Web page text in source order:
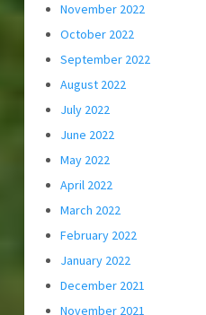
November 2022
October 2022
September 2022
August 2022
July 2022
June 2022
May 2022
April 2022
March 2022
February 2022
January 2022
December 2021
November 2021